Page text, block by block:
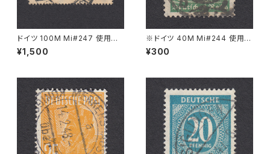
ドイツ 100M Mi#247 使用済
み切手｜WYHLEN 10.5.1923
¥1,500
※ドイツ 40M Mi#244 使用済
み切手｜BERLIN 13.5.1923
¥300